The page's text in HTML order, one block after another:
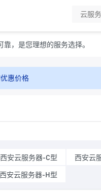
，是您理想的服务选择。
惠价格
西安云服务器-C型 西安云
西安云服务器-H型